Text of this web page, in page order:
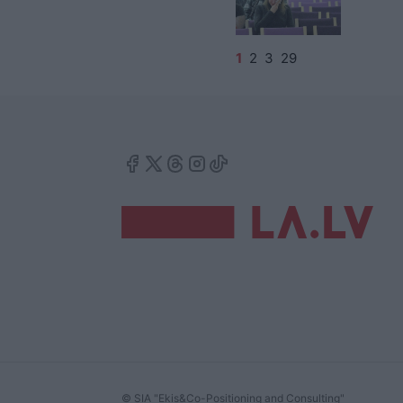
1 2 3 29
© SIA "Ekis&Co-Positioning and Consulting"